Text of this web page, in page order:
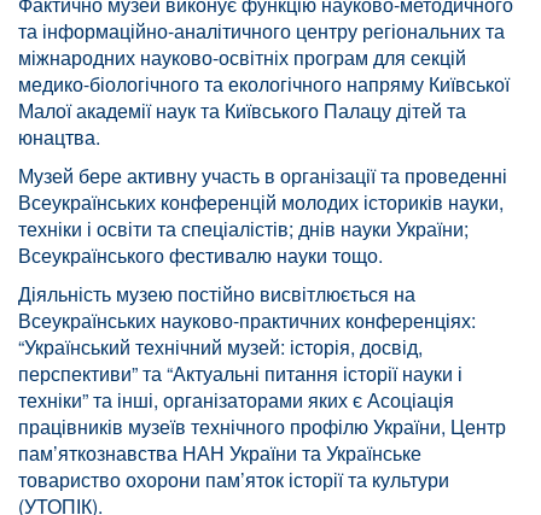
та інформаційно-аналітичного центру регіональних та
міжнародних науково-освітніх програм для секцій
медико-біологічного та екологічного напряму Київської
Малої академії наук та Київського Палацу дітей та
юнацтва.
Музей бере активну участь в організації та проведенні
Всеукраїнських конференцій молодих істориків науки,
техніки і освіти та спеціалістів; днів науки України;
Всеукраїнського фестивалю науки тощо.
Діяльність музею постійно висвітлюється на
Всеукраїнських науково-практичних конференціях:
“Український технічний музей: історія, досвід,
перспективи” та “Актуальні питання історії науки і
техніки” та інші, організаторами яких є Асоціація
працівників музеїв технічного профілю України, Центр
пам’яткознавства НАН України та Українське
товариство охорони пам’яток історії та культури
(УТОПІК).